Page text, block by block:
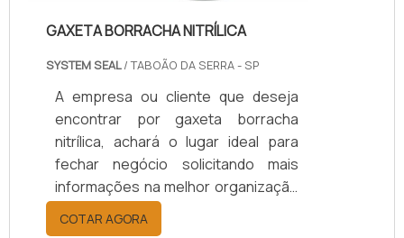
GAXETA BORRACHA NITRÍLICA
SYSTEM SEAL/ TABOÃO DA SERRA - SP
A empresa ou cliente que deseja
encontrar por gaxeta borracha
nitrílica, achará o lugar ideal para
fechar negócio solicitando mais
informações na melhor organização
do ramo e descobrindo a melhor
referência em qualidade.UM POUCO
COTAR AGORA